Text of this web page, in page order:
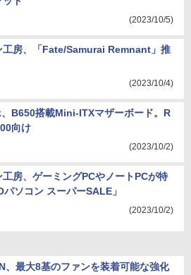
(2023/10/5)
工房、「Fate/Samurai Remnant」推
(2023/10/4)
B650搭載Mini-ITXマザーボード。R
向け
(2023/10/2)
工房、ゲーミングPCやノートPCが特
パソコン スーパーSALE」
(2023/10/2)
、最大8基のファンを装着可能な強化